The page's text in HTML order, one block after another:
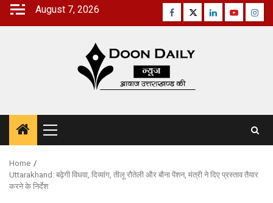
Skip
August 7, 2026 Facebook
TwitterLinkedinYoutube
Primary
Menu
Home
Uttarakhand: बढ़ेगी विधवा, दिव्यांग, तीलू रौतेली और बौना पेंशन, मंत्री ने दिए प्रस्ताव तैयार
करने के निर्देश